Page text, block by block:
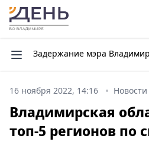
Задержание мэра
16 ноября 2022, 14:16 Новости
Владимирская
топ-5 регионов по